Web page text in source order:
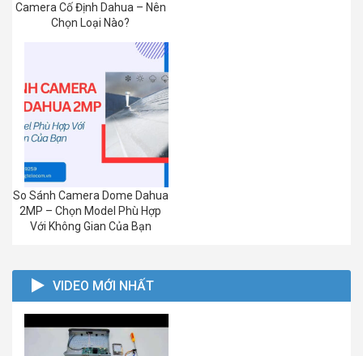
Camera Cố Định Dahua – Nên
Chọn Loại Nào?
So Sánh Camera Dome Dahua
2MP – Chọn Model Phù Hợp
Với Không Gian Của Bạn
VIDEO MỚI NHẤT